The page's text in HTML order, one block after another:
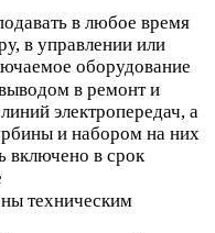
в любое время
в управлении или
оборудование
в ремонт и
электропередач, а
и набором на них
включено в срок
техническим